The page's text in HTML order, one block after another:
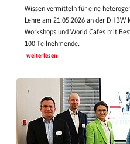
Wissen vermitteln für eine
Lehre am 21.05.2026 an der
Workshops und World Cafés mit
100 Teilnehmende.
weiterlesen